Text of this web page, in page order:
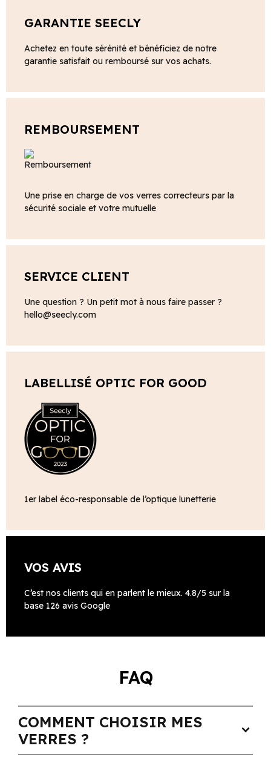
GARANTIE SEECLY
Achetez en toute sérénité et bénéficiez de notre
garantie satisfait ou remboursé sur vos achats.
REMBOURSEMENT
Une prise en charge de vos verres correcteurs par la
sécurité sociale et votre mutuelle
SERVICE CLIENT
Une question ? Un petit mot à nous faire passer ?
hello@seecly.com
LABELLISÉ OPTIC FOR GOOD
1er label éco-responsable de l’optique lunetterie
VOS AVIS
C’est nos clients qui en parlent le mieux. 4.8/5 sur la
base 126 avis Google
FAQ
COMMENT CHOISIR MES
VERRES ?
expand_more